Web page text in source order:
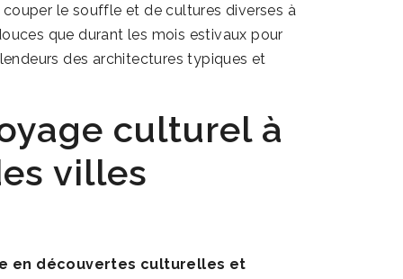
le souffle et de cultures diverses à
que durant les mois estivaux pour
des architectures typiques et
culturel à
villes
en découvertes culturelles et